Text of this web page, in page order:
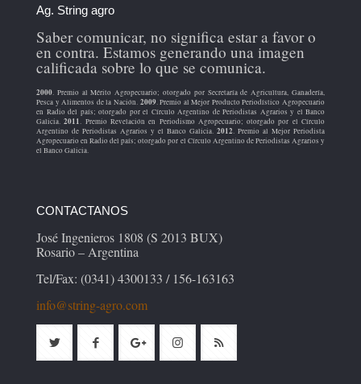
Ag. String agro
Saber comunicar, no significa estar a favor o
en contra. Estamos generando una imagen
calificada sobre lo que se comunica.
2000. Premio al Mérito Agropecuario; otorgado por Secretaría de Agricultura, Ganadería,
Pesca y Alimentos de la Nación. 2009. Premio al Mejor Producto Periodístico Agropecuario
en Radio del país; otorgado por el Círculo Argentino de Periodistas Agrarios y el Banco
Galicia.2011. Premio Revelación en Periodismo Agropecuario; otorgado por el Círculo
Argentino de Periodistas Agrarios y el Banco Galicia. 2012. Premio al Mejor Periodista
Agropecuario en Radio del país; otorgado por el Círculo Argentino de Periodistas Agrarios y
el Banco Galicia.
CONTACTANOS
José Ingenieros 1808 (S 2013 BUX)
Rosario – Argentina
Tel/Fax: (0341) 4300133 / 156-163163
info@string-agro.com